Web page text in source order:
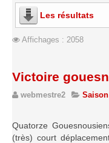
Saison 2016-2017
Saison 2015-2016
Saison 2014-2015
Saison 2012-2013
Saison 2011-2012
Saison 2009-2010
Les résultats
Affichages : 2058
Victoire
webmestre2 Saison
Quatorze
(très) court